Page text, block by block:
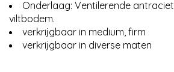
Onderlaag: Ventilerende
viltbodem.
verkrijgbaar in medium, firm
verkrijgbaar in diverse maten